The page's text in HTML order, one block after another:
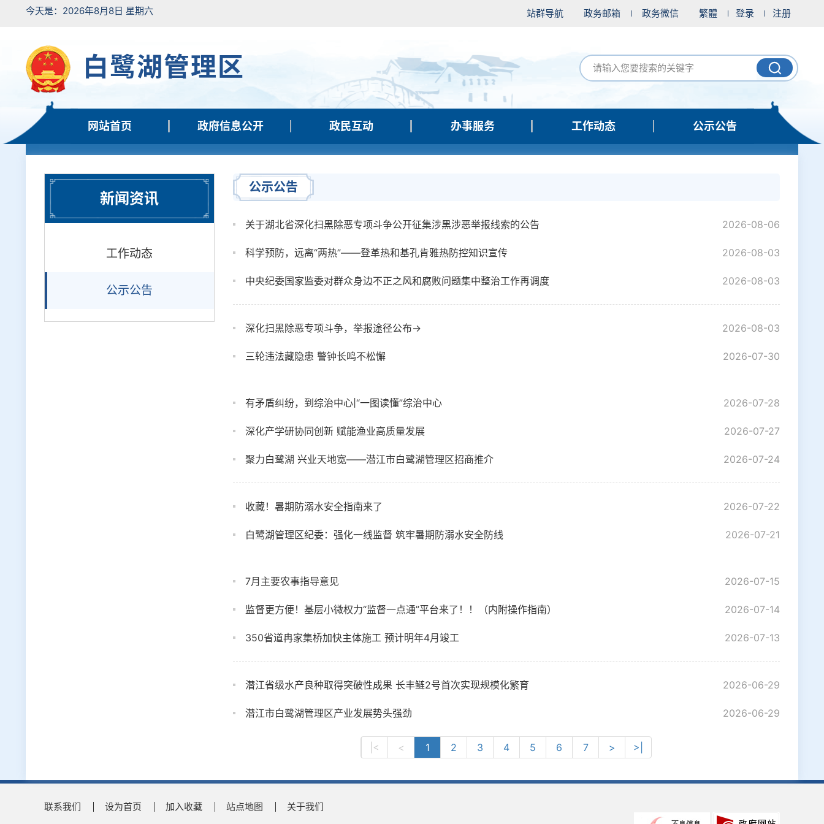
今天是：2026年8月8日 星期六 站群导航 政务邮箱 政务微信 繁體 登录 注册
白鹭湖管理区
网站首页 政府信息公开 政民互动 办事服务 工作动态 公示公告
新闻资讯
工作动态
公示公告
公示公告
关于湖北省深化扫黑除恶专项斗争公开征集涉黑涉恶举报线索的公告 2026-08-06
科学预防，远离“两热”——登革热和基孔肯雅热防控知识宣传 2026-08-03
中央纪委国家监委对群众身边不正之风和腐败问题集中整治工作再调度 2026-08-03
深化扫黑除恶专项斗争，举报途径公布→ 2026-08-03
三轮违法藏隐患 警钟长鸣不松懈 2026-07-30
有矛盾纠纷，到综治中心|“一图读懂”综治中心 2026-07-28
深化产学研协同创新 赋能渔业高质量发展 2026-07-27
聚力白鹭湖 兴业天地宽——潜江市白鹭湖管理区招商推介 2026-07-24
收藏！暑期防溺水安全指南来了 2026-07-22
白鹭湖管理区纪委：强化一线监督 筑牢暑期防溺水安全防线 2026-07-21
7月主要农事指导意见 2026-07-15
监督更方便！基层小微权力“监督一点通”平台来了！！（内附操作指南） 2026-07-14
350省道冉家集桥加快主体施工 预计明年4月竣工 2026-07-13
潜江省级水产良种取得突破性成果 长丰鲢2号首次实现规模化繁育 2026-06-29
潜江市白鹭湖管理区产业发展势头强劲 2026-06-29
|< < 1 2 3 4 5 6 7 > >|
联系我们 设为首页 加入收藏 站点地图
关于我们